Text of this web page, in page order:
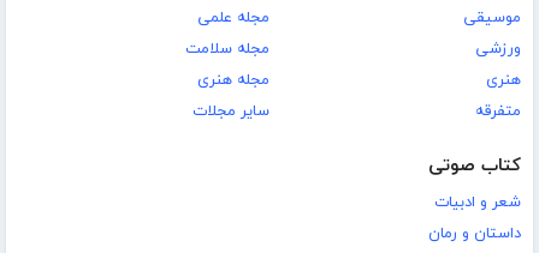
موسیقی
ورزشی
هنری
متفرقه
مجله علمی
مجله سلامت
مجله هنری
سایر مجلات
کتاب صوتی
شعر و ادبیات
داستان و رمان